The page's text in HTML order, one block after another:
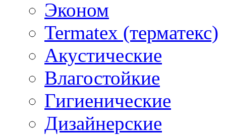
Эконом
Termatex (терматекс)
Акустические
Влагостойкие
Гигиенические
Дизайнерские